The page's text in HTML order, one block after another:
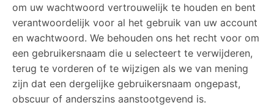
om uw wachtwoord vertrouwelijk te houden en bent
verantwoordelijk voor al het gebruik van uw account
en wachtwoord. We behouden ons het recht voor om
een ​​gebruikersnaam die u selecteert te verwijderen,
terug te vorderen of te wijzigen als we van mening
zijn dat een dergelijke gebruikersnaam ongepast,
obscuur of anderszins aanstootgevend is.